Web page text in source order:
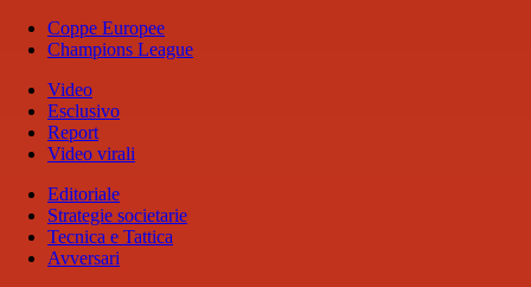
Coppe Europee
Champions League
Video
Esclusivo
Report
Video virali
Editoriale
Strategie societarie
Tecnica e Tattica
Avversari